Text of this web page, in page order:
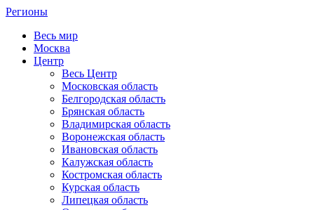
Регионы
Весь мир
Москва
Центр
Весь Центр
Московская область
Белгородская область
Брянская область
Владимирская область
Воронежская область
Ивановская область
Калужская область
Костромская область
Курская область
Липецкая область